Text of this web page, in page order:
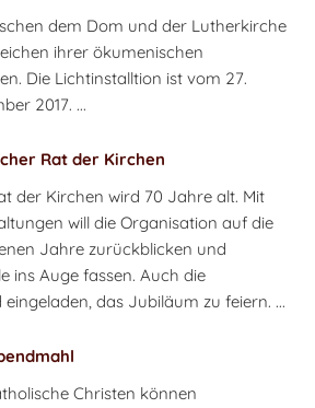
dem Dom und der Lutherkirche
ihrer ökumenischen
Die Lichtinstalltion ist vom 27.
2017. ...
Rat der Kirchen
der Kirchen wird 70 Jahre alt. Mit
will die Organisation auf die
Jahre zurückblicken und
ins Auge fassen. Auch die
das Jubiläum zu feiern. ...
Christen können